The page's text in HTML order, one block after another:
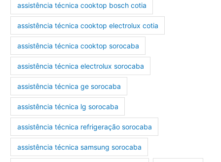
assistência técnica cooktop bosch cotia
assistência técnica cooktop electrolux cotia
assistência técnica cooktop sorocaba
assistência técnica electrolux sorocaba
assistência técnica ge sorocaba
assistência técnica lg sorocaba
assistência técnica refrigeração sorocaba
assistência técnica samsung sorocaba